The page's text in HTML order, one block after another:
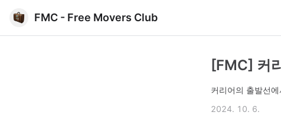
FMC - Free Movers Club
[FMC] 커
커리어의 출발선
2024. 10. 6.